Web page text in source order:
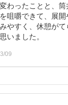
わったことと、
咀嚼できて、展
やすく、休憩がて
いました。
09